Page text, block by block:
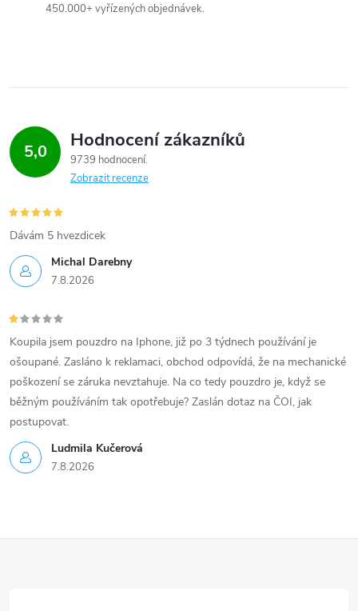
450.000+ vyřízených objednávek.
5,0 Hodnocení zákazníků
9739 hodnocení
Zobrazit recenze
Michal Darebny
7.8.2026
Dávám 5 hvezdicek
Ludmila Kučerová
7.8.2026
Koupila jsem pouzdro na Iphone, již po 3 týdnech používání je
ošoupané. Zasláno k reklamaci, obchod odpovídá, že na mechanické
poškození se záruka nevztahuje. Na co tedy pouzdro je, když se
běžným používáním tak opotřebuje? Zaslán dotaz na ČOI, jak
postupovat.